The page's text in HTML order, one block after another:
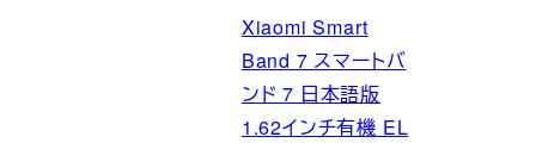
Xiaomi Smart
Band 7 スマートバ
ンド 7 日本語版
1.62インチ有機 EL